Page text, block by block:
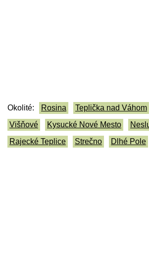
Okolité: Rosina Teplička nad Váhom
Višňové
Kysucké Nové Mesto
Rajecké Teplice
Strečno Dlhé Pole